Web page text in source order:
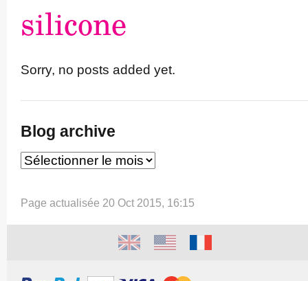
silicone
Sorry, no posts added yet.
Blog archive
Page actualisée 20 Oct 2015, 16:15